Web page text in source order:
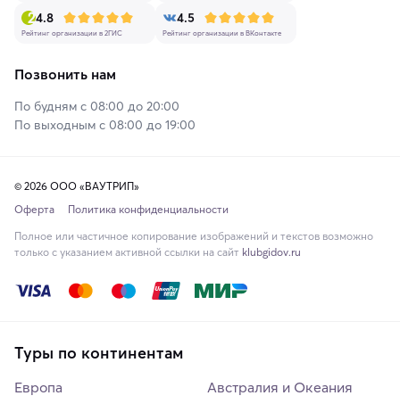
4.8
Рейтинг организации в 2ГИС
4.5
Рейтинг организации в ВКонтакте
Позвонить нам
По будням с 08:00 до 20:00
По выходным с 08:00 до 19:00
© 2026 ООО «ВАУТРИП»
Оферта
Политика конфиденциальности
Полное или частичное копирование изображений и текстов возможно
только с указанием активной ссылки на сайт klubgidov.ru
Туры по континентам
Европа
Австралия и Океания